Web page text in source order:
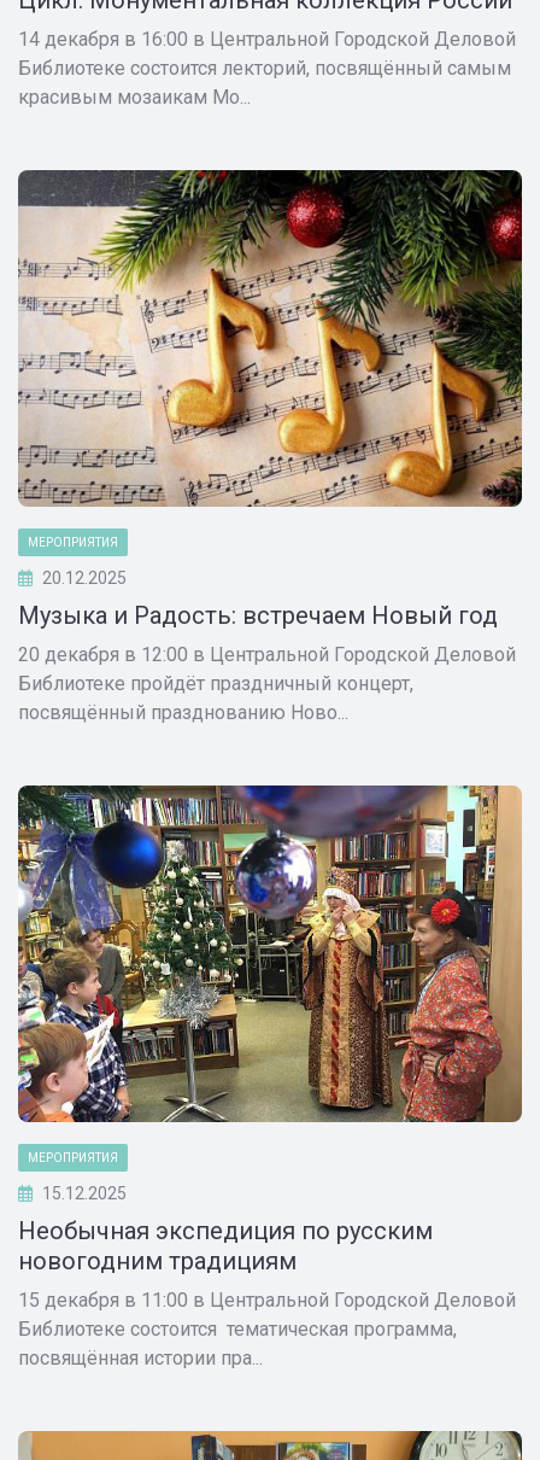
14 декабря в 16:00 в Центральной Городской Деловой
Библиотеке состоится лекторий, посвящённый самым
красивым мозаикам Мо...
МЕРОПРИЯТИЯ
20.12.2025
Музыка и Радость: встречаем Новый год
20 декабря в 12:00 в Центральной Городской Деловой
Библиотеке пройдёт праздничный концерт,
посвящённый празднованию Ново...
МЕРОПРИЯТИЯ
15.12.2025
Необычная экспедиция по русским
новогодним традициям
15 декабря в 11:00 в Центральной Городской Деловой
Библиотеке состоится тематическая программа,
посвящённая истории пра...